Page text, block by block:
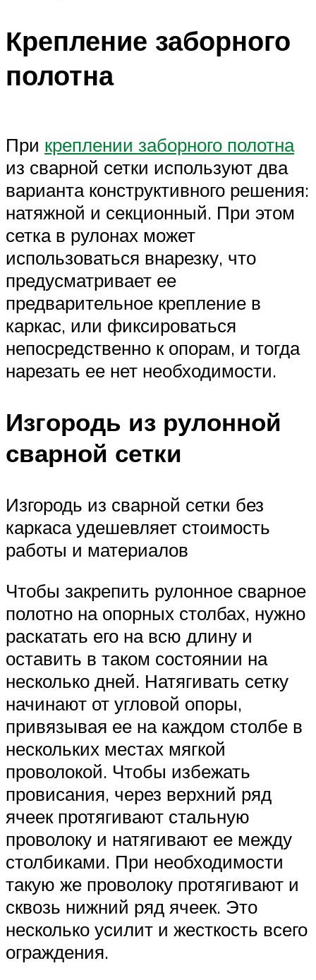
Крепление заборного
полотна
При креплении заборного полотна
из сварной сетки используют два
варианта конструктивного решения:
натяжной и секционный. При этом
сетка в рулонах может
использоваться внарезку, что
предусматривает ее
предварительное крепление в
каркас, или фиксироваться
непосредственно к опорам, и тогда
нарезать ее нет необходимости.
Изгородь из рулонной
сварной сетки
Изгородь из сварной сетки без
каркаса удешевляет стоимость
работы и материалов
Чтобы закрепить рулонное сварное
полотно на опорных столбах, нужно
раскатать его на всю длину и
оставить в таком состоянии на
несколько дней. Натягивать сетку
начинают от угловой опоры,
привязывая ее на каждом столбе в
нескольких местах мягкой
проволокой. Чтобы избежать
провисания, через верхний ряд
ячеек протягивают стальную
проволоку и натягивают ее между
столбиками. При необходимости
такую же проволоку протягивают и
сквозь нижний ряд ячеек. Это
несколько усилит и жесткость всего
ограждения.